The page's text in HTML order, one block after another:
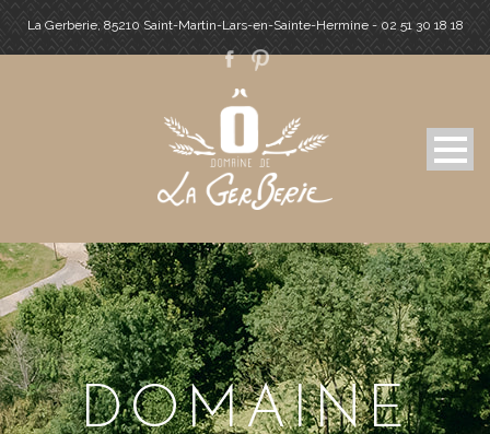
La Gerberie, 85210 Saint-Martin-Lars-en-Sainte-Hermine - 02 51 30 18 18
DOMAINE